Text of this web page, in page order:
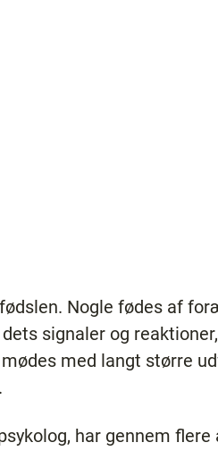
Nogle fødes af
signaler og
med langt større
har gennem